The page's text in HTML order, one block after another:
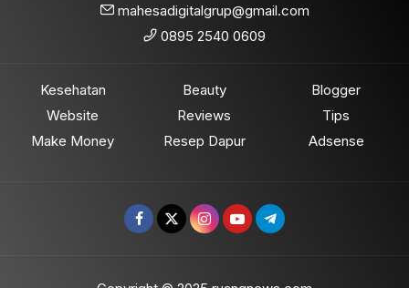
mahesadigitalgrup@gmail.com
0895 2540 0609
Kesehatan
Website
Make Money
Beauty
Reviews
Resep Dapur
Blogger
Tips
Adsense